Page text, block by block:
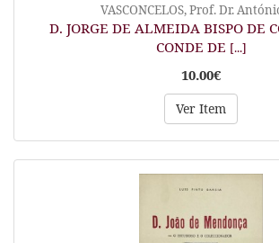
VASCONCELOS, Prof. Dr.
D. JORGE DE ALMEIDA BISPO DE
CONDE DE [...]
10.00€
Ver Item